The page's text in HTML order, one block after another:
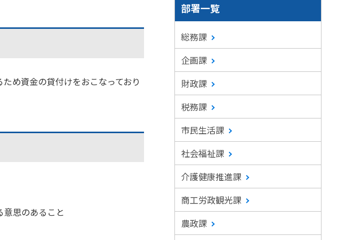
め資金の貸付けをおこなっており
意思のあること
部署一覧
総務課
企画課
財政課
税務課
市民生活課
社会福祉課
介護健康推進課
商工労政観光課
農政課